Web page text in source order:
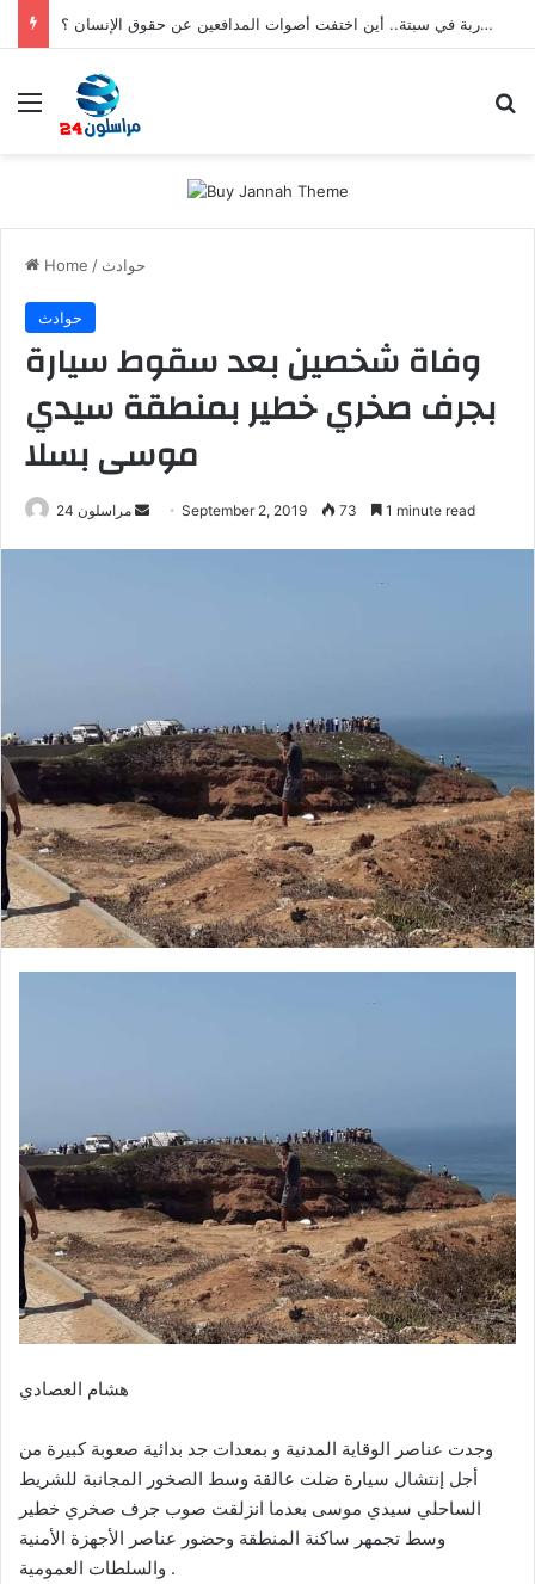
بعد تعنيف المغاربة في سبتة.. أين اختفت أصوات المدافعين عن حقوق الإنسان ؟
Menu
Home / حوادث
حوادث
وفاة شخصين بعد سقوط سيارة
بجرف صخري خطير بمنطقة سيدي
موسى بسلا
مراسلون 24
Send September 2, 2019 73 1 minute read
هشام العصادي
وجدت عناصر الوقاية المدنية و بمعدات جد بدائية صعوبة كبيرة من
أجل إنتشال سيارة ضلت عالقة وسط الصخور المجانبة للشريط
الساحلي سيدي موسى بعدما انزلقت صوب جرف صخري خطير
وسط تجمهر ساكنة المنطقة وحضور عناصر الأجهزة الأمنية
والسلطات العمومية .